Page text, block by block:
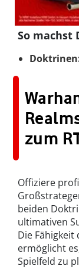
So machst
zum
Offiziere
beiden
ultimativen
Die
ermöglicht
Spielfeld zu